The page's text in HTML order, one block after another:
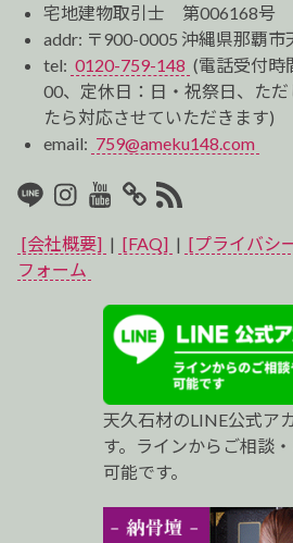
宅地建物取引士 第006168号
addr: 〒900-0005 沖縄県那覇市
tel: 0120-759-148 (電話受付時
00、定休日：日・祝祭日、た
たら対応させていただきます)
email: 759@ameku148.com
LINEInstagram
Youtube
マ
イ
ス
ト
ロ
RSS2
[会社概要] | [FAQ] | [プライバシ
フォーム
天久石材のLINE公式ア
す。ラインからご相談
可能です。